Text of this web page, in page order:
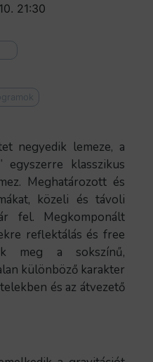
21:30
negyedik lemeze, a
egyszerre klasszikus
Meghatározott és
közeli és távoli
fel. Megkomponált
reflektálás és free
meg a sokszínű,
különböző karakter
és az átvezető